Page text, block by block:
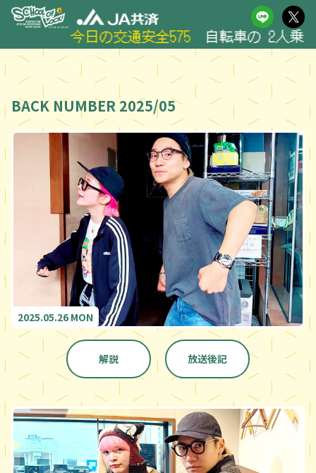
今日の交通安全575 自転車の 2人乗りは
BACK NUMBER 2025/05
2025.05.26 MON
解説 放送後記